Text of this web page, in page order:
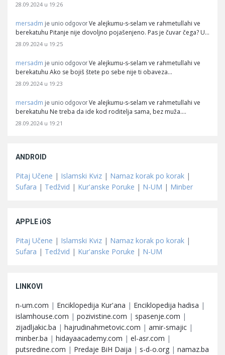
28.09.2024 u 19:26
mersadm je unio odgovor Ve alejkumu-s-selam ve rahmetullahi ve
berekatuhu Pitanje nije dovoljno pojašenjeno. Pas je čuvar čega? U…
28.09.2024 u 19:25
mersadm je unio odgovor Ve alejkumu-s-selam ve rahmetullahi ve
berekatuhu Ako se bojiš štete po sebe nije ti obaveza…
28.09.2024 u 19:23
mersadm je unio odgovor Ve alejkumu-s-selam ve rahmetullahi ve
berekatuhu Ne treba da ide kod roditelja sama, bez muža.…
28.09.2024 u 19:21
ANDROID
Pitaj Učene | Islamski Kviz | Namaz korak po korak |
Sufara | Tedžvid | Kur'anske Poruke | N-UM | Minber
APPLE iOS
Pitaj Učene | Islamski Kviz | Namaz korak po korak |
Sufara | Tedžvid | Kur'anske Poruke | N-UM
LINKOVI
n-um.com | Enciklopedija Kur'ana | Enciklopedija hadisa |
islamhouse.com | pozivistine.com | spasenje.com |
zijadljakic.ba | hajrudinahmetovic.com | amir-smajic |
minber.ba | hidayaacademy.com | el-asr.com |
putsredine.com | Predaje BiH Daija | s-d-o.org | namaz.ba